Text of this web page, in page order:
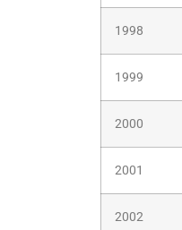
1998
1999
2000
2001
2002